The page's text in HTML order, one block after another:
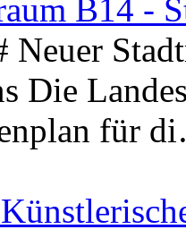
B14 -
Neuer
Die
für